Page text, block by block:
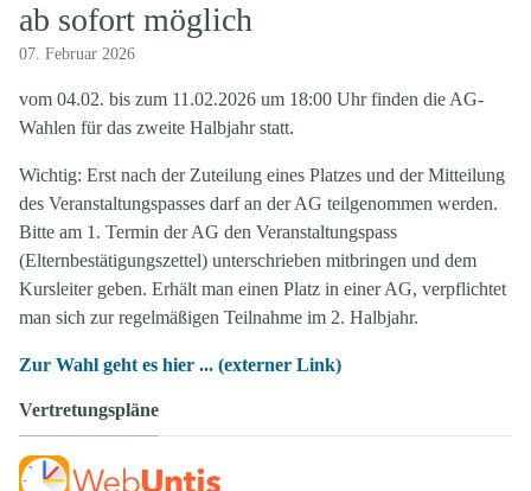
ab sofort möglich
07. Februar 2026
vom 04.02. bis zum 11.02.2026 um 18:00 Uhr finden die AG-
Wahlen für das zweite Halbjahr statt.
Wichtig: Erst nach der Zuteilung eines Platzes und der Mitteilung
des Veranstaltungspasses darf an der AG teilgenommen werden.
Bitte am 1. Termin der AG den Veranstaltungspass
(Elternbestätigungszettel) unterschrieben mitbringen und dem
Kursleiter geben. Erhält man einen Platz in einer AG, verpflichtet
man sich zur regelmäßigen Teilnahme im 2. Halbjahr.
Zur Wahl geht es hier ... (externer Link)
Vertretungspläne